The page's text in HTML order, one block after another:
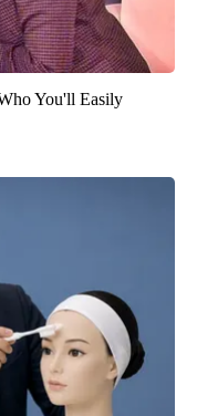
You'll Easily